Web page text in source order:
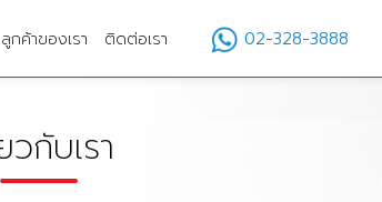
ลูกค้าของเรา ติดต่อเรา 02-328-3888
วกับเรา